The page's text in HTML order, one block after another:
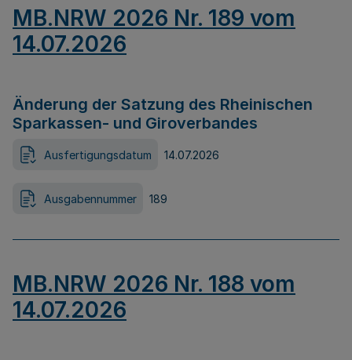
MB.NRW 2026 Nr. 189 vom
14.07.2026
Änderung der Satzung des Rheinischen
Sparkassen- und Giroverbandes
Ausfertigungsdatum 14.07.2026
Ausgabennummer 189
MB.NRW 2026 Nr. 188 vom
14.07.2026